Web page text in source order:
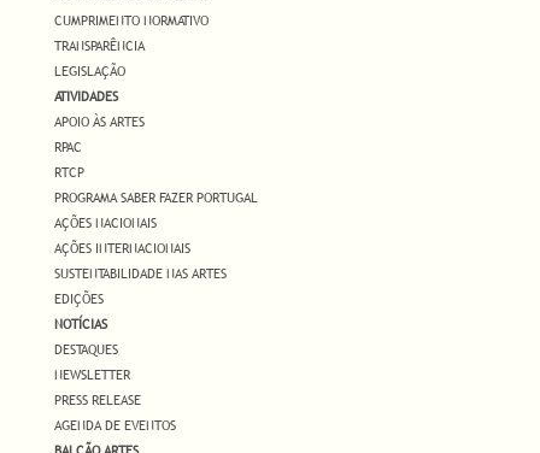
CUMPRIMENTO NORMATIVO
TRANSPARÊNCIA
LEGISLAÇÃO
ATIVIDADES
APOIO ÀS ARTES
RPAC
RTCP
PROGRAMA SABER FAZER PORTUGAL
AÇÕES NACIONAIS
AÇÕES INTERNACIONAIS
SUSTENTABILIDADE NAS ARTES
EDIÇÕES
NOTÍCIAS
DESTAQUES
NEWSLETTER
PRESS RELEASE
AGENDA DE EVENTOS